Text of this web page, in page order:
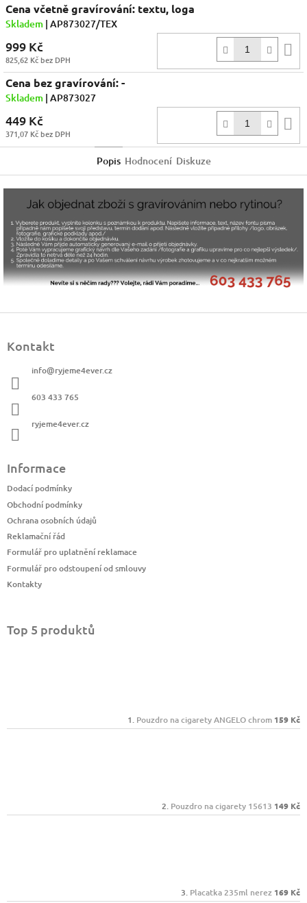
Cena včetně gravírování: textu, loga
Skladem | AP873027/TEX
999 Kč
825,62 Kč bez DPH
Cena bez gravírování: -
Skladem | AP873027
449 Kč
371,07 Kč bez DPH
Popis Hodnocení Diskuze
Kontakt
info@ryjeme4ever.cz
603 433 765
ryjeme4ever.cz
Informace
Dodací podmínky
Obchodní podmínky
Ochrana osobních údajů
Reklamační řád
Formulář pro uplatnění reklamace
Formulář pro odstoupení od smlouvy
Kontakty
Top 5 produktů
Pouzdro na cigarety ANGELO chrom 159 Kč
Pouzdro na cigarety 15613 149 Kč
Placatka 235ml nerez 169 Kč